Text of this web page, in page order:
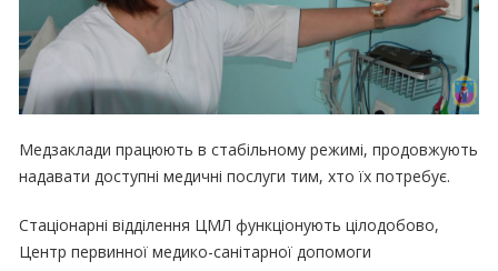
Медзаклади працюють в стабільному режимі, продовжують
надавати доступні медичні послуги тим, хто їх потребує.
Стаціонарні відділення ЦМЛ функціонують цілодобово,
Центр первинної медико-санітарної допомоги